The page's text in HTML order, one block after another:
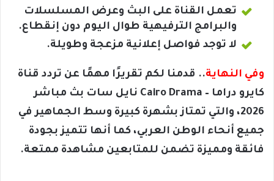
تعمل القناة على البث وعرض المسلسلات
والبرامج الترفيهية طوال اليوم دون إنقطاع.
لا توجد فواصل إعلانية مزعجة وطويلة.
وفي النهاية.. قدمنا لكم تقريرًا مهمًا عن تردد قناة
كايرو دراما – Cairo Drama نايل سات بث مباشر
2026، والتي تمتاز بشهرة كبيرة وسط الجماهير في
جميع أنحاء الوطن العربي، كما أنها تتميز بجودة
فائقة ومميزة تضمن للمتابعين مشاهدة ممتعة.